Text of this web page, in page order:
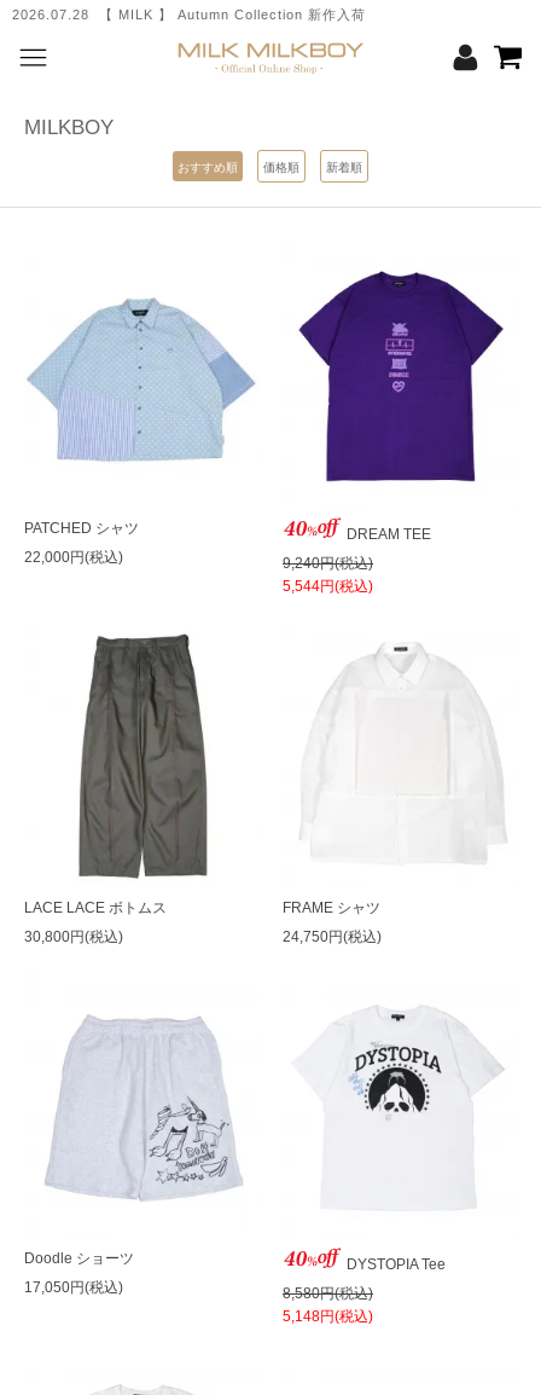
2026.07.28 【 MILK 】 Autumn Collection 新作入荷
MILKBOY
おすすめ順 価格順 新着順
PATCHED シャツ
22,000円(税込)
DREAM TEE
9,240円(税込)
5,544円(税込)
LACE LACE ボトムス
30,800円(税込)
FRAME シャツ
24,750円(税込)
Doodle ショーツ
17,050円(税込)
DYSTOPIA Tee
8,580円(税込)
5,148円(税込)